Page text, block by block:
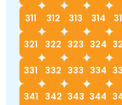
311 312 313 314
321 322 323 324
331 332 333 334
341 342 343 344